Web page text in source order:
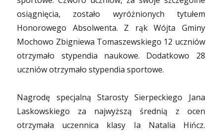
osiągnięcia, zostało wyróżnionych tytułem
Honorowego Absolwenta. Z rąk Wójta Gminy
Mochowo Zbigniewa Tomaszewskiego 12 uczniów
otrzymało stypendia naukowe. Dodatkowo 28
uczniów otrzymało stypendia sportowe.
Nagrodę specjalną Starosty Sierpeckiego Jana
Laskowskiego za najwyższą średnią z ocen
otrzymała uczennica klasy Ia Natalia Hińcz.